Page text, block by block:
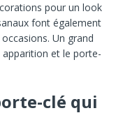
pour un look
font également
Un grand
et le porte-
clé qui